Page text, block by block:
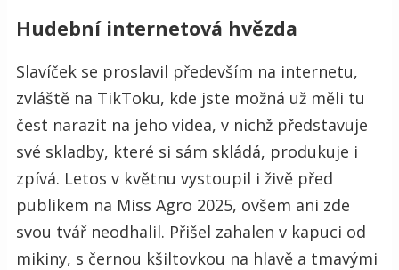
Hudební internetová hvězda
Slavíček se proslavil především na internetu,
zvláště na TikToku, kde jste možná už měli tu
čest narazit na jeho videa, v nichž představuje
své skladby, které si sám skládá, produkuje i
zpívá. Letos v květnu vystoupil i živě před
publikem na Miss Agro 2025, ovšem ani zde
svou tvář neodhalil. Přišel zahalen v kapuci od
mikiny, s černou kšiltovkou na hlavě a tmavými